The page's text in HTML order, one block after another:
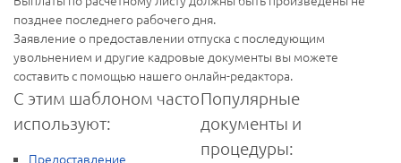
позднее последнего рабочего дня.
Заявление о предоставлении отпуска с последующим
увольнением и другие кадровые документы вы можете
составить с помощью нашего онлайн-редактора.
С этим шаблоном часто
используют:
Предоставление
Популярные
документы и
процедуры: